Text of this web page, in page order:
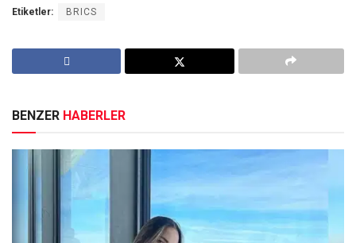
Etiketler: BRICS
BENZER HABERLER